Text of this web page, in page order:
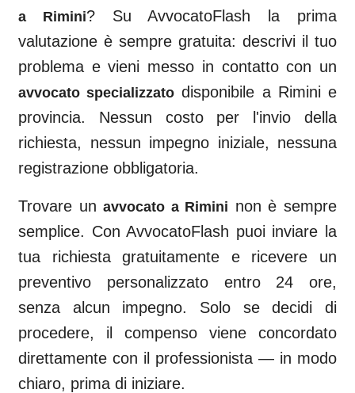
a Rimini? Su AvvocatoFlash la prima
valutazione è sempre gratuita: descrivi il tuo
problema e vieni messo in contatto con un
avvocato specializzato disponibile a Rimini e
provincia. Nessun costo per l'invio della
richiesta, nessun impegno iniziale, nessuna
registrazione obbligatoria.
Trovare unavvocato a Rimini non è sempre
semplice. Con AvvocatoFlash puoi inviare la
tua richiesta gratuitamente e ricevere un
preventivo personalizzato entro 24 ore,
senza alcun impegno. Solo se decidi di
procedere, il compenso viene concordato
direttamente con il professionista — in modo
chiaro, prima di iniziare.